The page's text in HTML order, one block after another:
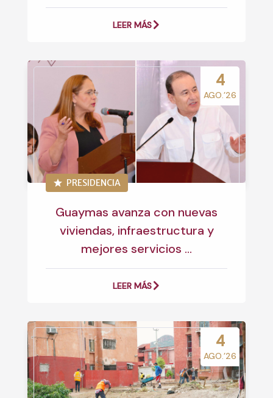
LEER MÁS
4
AGO.’26
PRESIDENCIA
Guaymas avanza con nuevas
viviendas, infraestructura y
mejores servicios ...
LEER MÁS
4
AGO.’26